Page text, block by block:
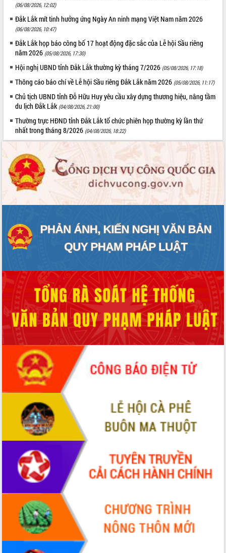
(06/08/2026, 12:02)
Đắk Lắk mít tinh hưởng ứng Ngày An ninh mạng Việt Nam năm 2026
(06/08/2026, 10:47)
Đắk Lắk họp báo công bố 17 hoạt động đặc sắc của Lễ hội Sầu riêng
năm 2026 (05/08/2026, 17:30)
Hội nghị UBND tỉnh Đắk Lắk thường kỳ tháng 7/2026 (05/08/2026, 17:18)
Thông cáo báo chí về Lễ hội Sầu riêng Đắk Lắk năm 2026 (05/08/2026, 11:17)
Chủ tịch UBND tỉnh Đỗ Hữu Huy yêu cầu xây dựng thương hiệu, nâng tầm
du lịch Đắk Lắk (04/08/2026, 21:00)
Thường trực HĐND tỉnh Đắk Lắk tổ chức phiên họp thường kỳ lần thứ
nhất trong tháng 8/2026 (04/08/2026, 18:22)